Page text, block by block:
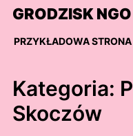
Skip
content
GRODZISK NGO
PRZYKŁADOWA STRONA
Kategoria:
Skoczów